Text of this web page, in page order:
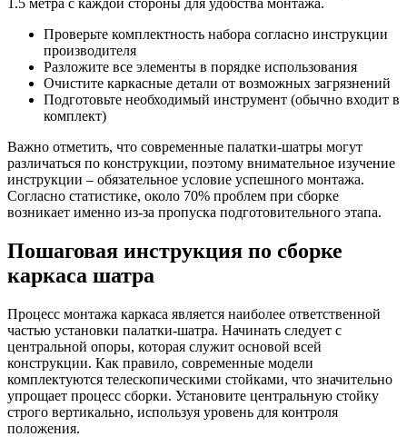
Проверьте комплектность набора согласно инструкции
производителя
Разложите все элементы в порядке использования
Очистите каркасные детали от возможных загрязнений
Подготовьте необходимый инструмент (обычно входит в
комплект)
Важно отметить, что современные палатки-шатры могут
различаться по конструкции, поэтому внимательное изучение
инструкции – обязательное условие успешного монтажа.
Согласно статистике, около 70% проблем при сборке
возникает именно из-за пропуска подготовительного этапа.
Пошаговая инструкция по сборке
каркаса шатра
Процесс монтажа каркаса является наиболее ответственной
частью установки палатки-шатра. Начинать следует с
центральной опоры, которая служит основой всей
конструкции. Как правило, современные модели
комплектуются телескопическими стойками, что значительно
упрощает процесс сборки. Установите центральную стойку
строго вертикально, используя уровень для контроля
положения.